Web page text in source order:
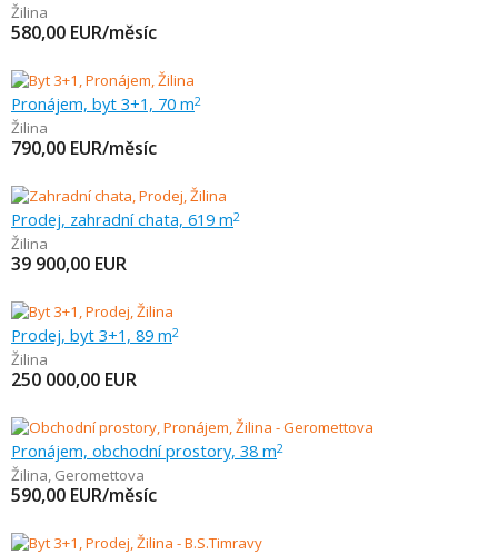
Žilina
580,00 EUR/měsíc
Pronájem, byt 3+1, 70 m2
Žilina
790,00 EUR/měsíc
Prodej, zahradní chata, 619 m2
Žilina
39 900,00 EUR
Prodej, byt 3+1, 89 m2
Žilina
250 000,00 EUR
Pronájem, obchodní prostory, 38 m2
Žilina, Geromettova
590,00 EUR/měsíc